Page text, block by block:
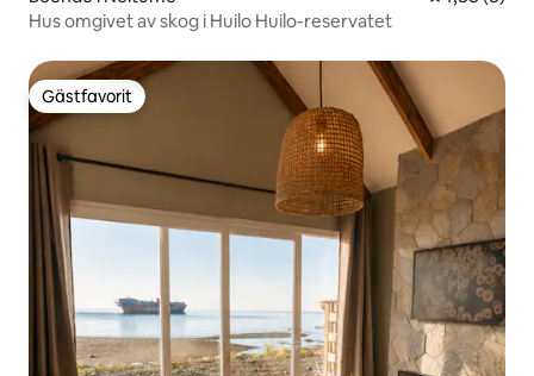
Hus omgivet av skog i Huilo Huilo-reservatet
Gästfavorit
Gästfavorit